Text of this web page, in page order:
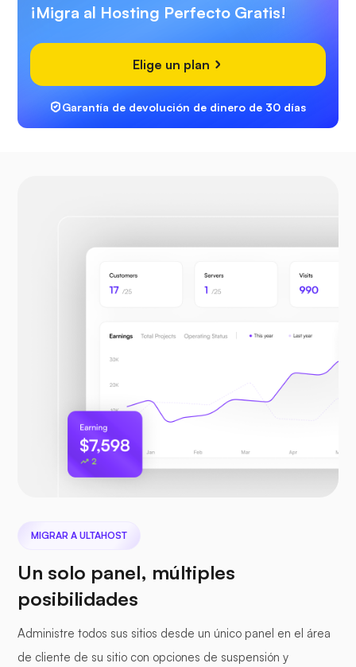
¡Migra al Hosting Perfecto Gratis!
Elige un plan
Garantía de devolución de dinero de 30 días
MIGRAR A ULTAHOST
Un solo panel, múltiples
posibilidades
Administre todos sus sitios desde un único panel en el área
de cliente de su sitio con opciones de suspensión y